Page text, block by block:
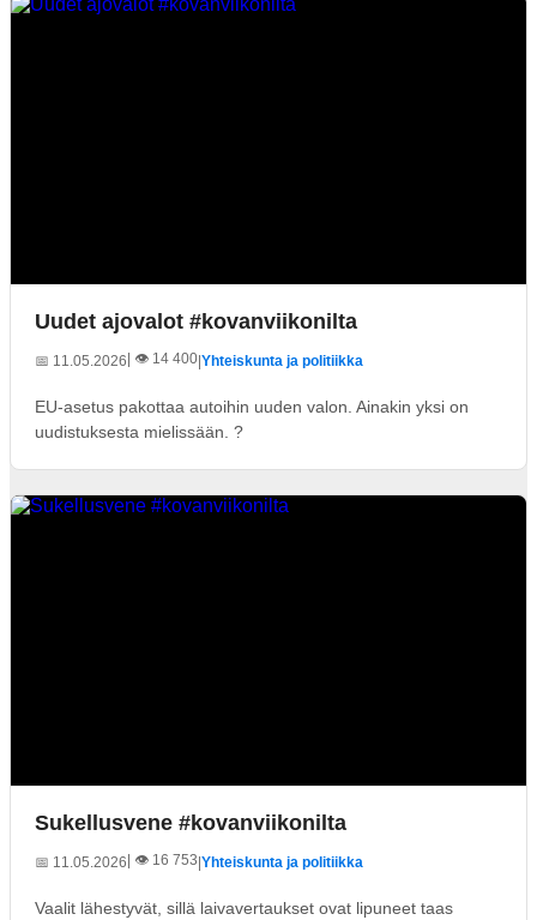
Uudet ajovalot #kovanviikonilta
📅 11.05.2026 | 👁️ 14 400|Yhteiskunta ja politiikka
EU-asetus pakottaa autoihin uuden valon. Ainakin yksi on
uudistuksesta mielissään. ?
Sukellusvene #kovanviikonilta
📅 11.05.2026 | 👁️ 16 753|Yhteiskunta ja politiikka
Vaalit lähestyvät, sillä laivavertaukset ovat lipuneet taas